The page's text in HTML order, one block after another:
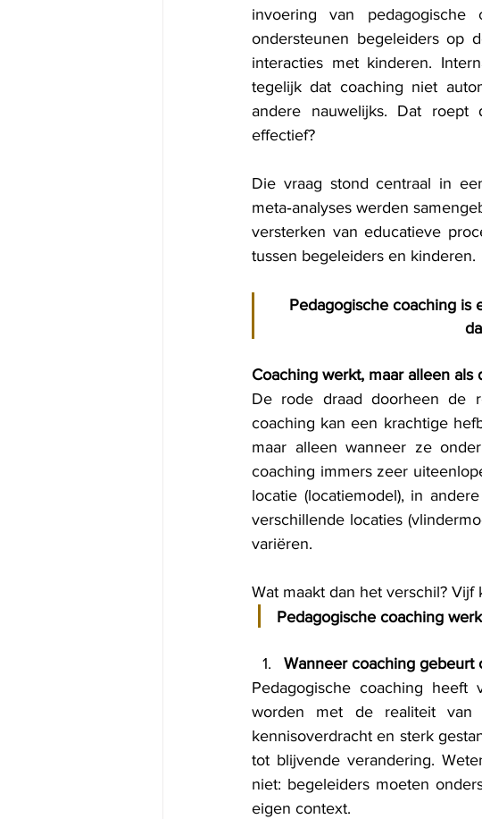
invoering van pedagogische
ondersteunen begeleiders op
interacties met kinderen.
tegelijk dat coaching niet
andere nauwelijks. Dat roept
effectief?
Die vraag stond centraal in
meta‑analyses werden
versterken van educatieve
tussen begeleiders en kinderen.
Pedagogische coaching is
Coaching werkt, maar alleen
De rode draad doorheen de
coaching kan een krachtige
maar alleen wanneer ze
coaching immers zeer
locatie (locatiemodel), in
verschillende locaties
variëren.
Wat maakt dan het verschil?
Pedagogische coaching
Wanneer coaching
Pedagogische coaching
worden met de realiteit van
kennisoverdracht en sterk
tot blijvende verandering.
niet: begeleiders moeten
eigen context.